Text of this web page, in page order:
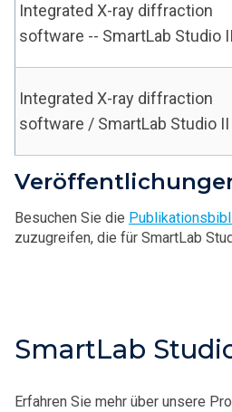
Integrated X-ray diffraction
software -- SmartLab Studio II
Integrated X-ray diffraction
software / SmartLab Studio II
Besuchen Sie die
zuzugreifen, die für SmartLab
SmartLab
Erfahren Sie mehr über unsere